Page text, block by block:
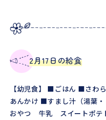
2月17日の給食
【幼児食】 ■ごはん ■さわ
あんかけ ■すまし汁（湯葉
おやつ 牛乳 スイートポテ